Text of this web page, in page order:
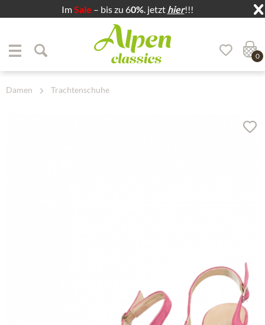
ImSale – bis zu 60%. jetzt hier!!!
Zum Hauptbereich springen
0
Damen Trachtenschuhe